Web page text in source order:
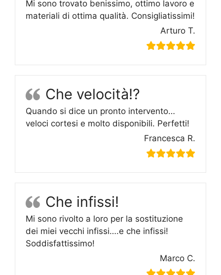
Mi sono trovato benissimo, ottimo lavoro e
materiali di ottima qualità. Consigliatissimi!
Arturo T.
Che velocità!?
Quando si dice un pronto intervento…
veloci cortesi e molto disponibili. Perfetti!
Francesca R.
Che infissi!
Mi sono rivolto a loro per la sostituzione
dei miei vecchi infissi….e che infissi!
Soddisfattissimo!
Marco C.